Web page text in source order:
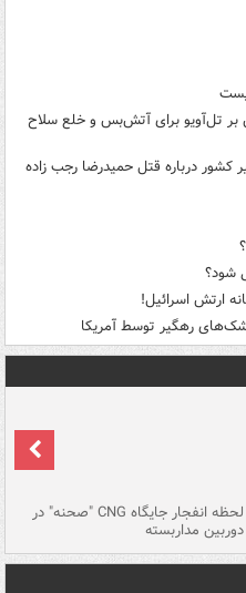
بر تل‌آویو برای آتش‌بس و خلع سلاح
کشور درباره قتل حمیدرضا رجب زاده
شود؟
ارتش اسرائیل!
رهگیر توسط آمریکا
لحظه انفجار جایگاه CNG "صحنه" در
دوربین مداربسته